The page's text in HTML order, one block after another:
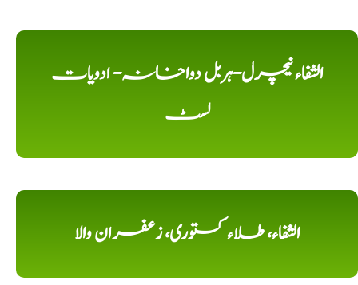
الشفاء نیچرل-ہربل دواخانہ- ادویات
لسٹ
الشفاء، طلاء کستوری، زعفران والا